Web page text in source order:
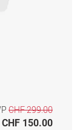
CHF 299.00
CHF 150.00